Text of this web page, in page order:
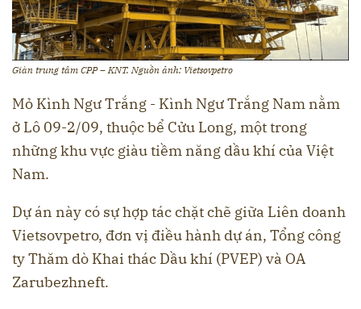
Giàn trung tâm CPP – KNT. Nguồn ảnh: Vietsovpetro
Mỏ Kình Ngư Trắng - Kình Ngư Trắng Nam nằm
ở Lô 09-2/09, thuộc bể Cửu Long, một trong
những khu vực giàu tiềm năng dầu khí của Việt
Nam.
Dự án này có sự hợp tác chặt chẽ giữa Liên doanh
Vietsovpetro, đơn vị điều hành dự án, Tổng công
ty Thăm dò Khai thác Dầu khí (PVEP) và OA
Zarubezhneft.